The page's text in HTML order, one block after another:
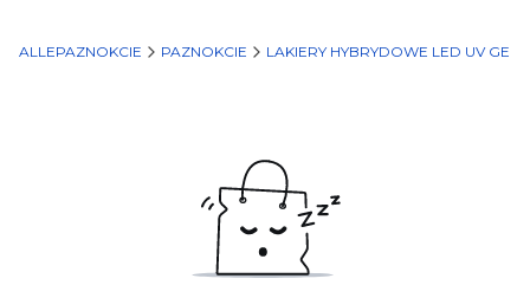
ALLEPAZNOKCIE PAZNOKCIE LAKIERY HYBRYDOWE LED UV GEL